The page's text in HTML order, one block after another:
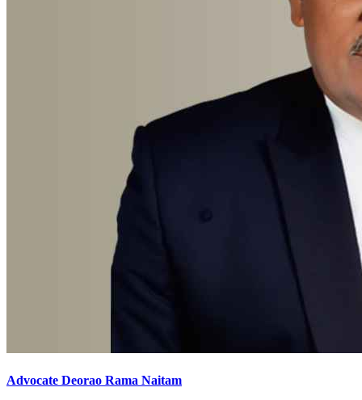
Advocate Deorao Rama Naitam